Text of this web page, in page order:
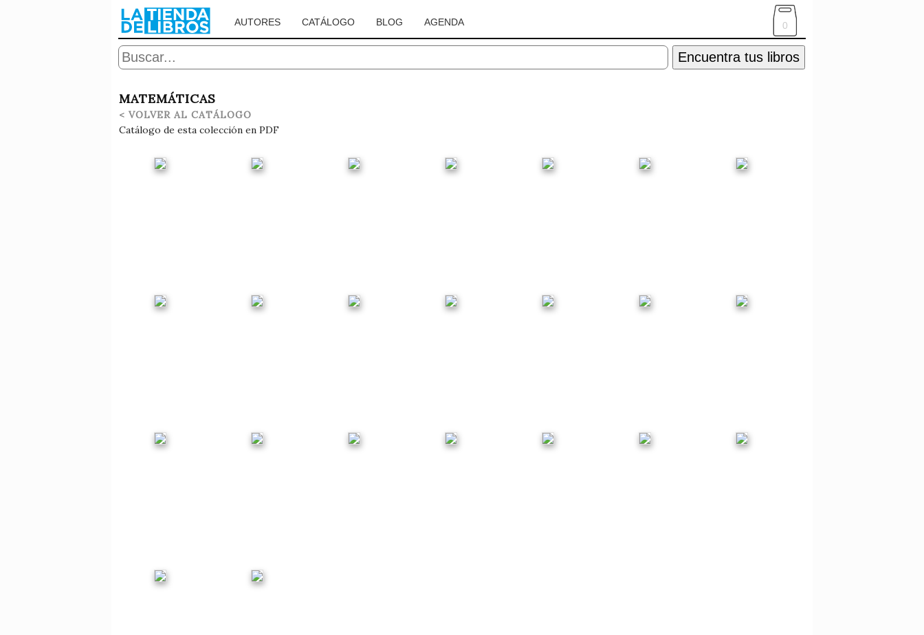
AUTORES CATÁLOGO BLOG AGENDA 0
Encuentra tus libros
MATEMÁTICAS
< VOLVER AL CATÁLOGO
Catálogo de esta colección en PDF